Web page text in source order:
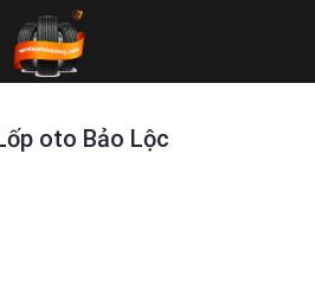
oto Bảo Lộc